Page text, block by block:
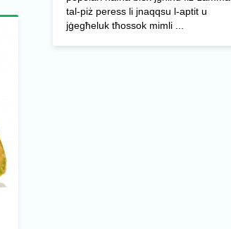
tal-piż peress li jnaqqsu l-aptit u
jġegħeluk tħossok mimli ...